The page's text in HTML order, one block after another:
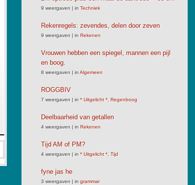
9 weergaven | in Techniek
Rekenregels: zevendes, delen door zeven
9 weergaven | in Rekenen
Vrouwen hebben een spiegel, mannen een pijl
en boog.
8 weergaven | in Algemeen
ROGGBIV
7 weergaven | in * Uitgelicht *, Regenboog
Deelbaarheid van getallen
4 weergaven | in Rekenen
Tijd AM of PM?
4 weergaven | in * Uitgelicht *, Tijd
fyne jas he
3 weergaven | in grammar